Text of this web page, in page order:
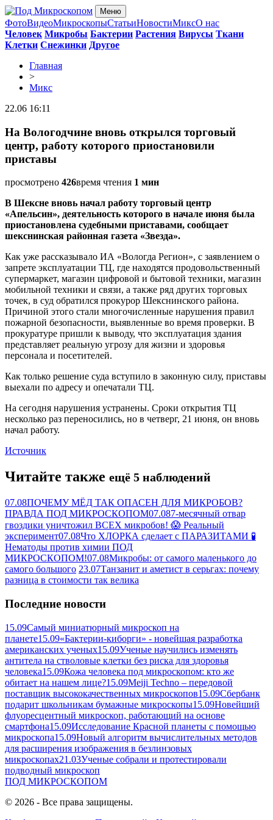
Меню
ФотоВидеоМикроскопыСтатьиНовостиМиксО нас
Человек Микробы Бактерии Растения Вирусы Ткани
Клетки Снежинки Другое
Главная
>
Микс
22.06 16:11
На Вологодчине вновь открылся торговый
центр, работу которого приостановили
приставы
просмотрено 426время чтения 1 мин
В Шексне вновь начал работу торговый центр
«Апельсин», деятельность которого в начале июня была
приостановлена судебными приставами, сообщает
шекснинская районная газета «Звезда».
Как уже рассказывало ИА «Вологда Регион», с заявлением о
запрете эксплуатации ТЦ, где находятся продовольственный
супермаркет, магазин цифровой и бытовой техники, магазин
мобильной техники и связи, а также ряд других торговых
точек, в суд обратился прокурор Шекснинского района.
Причиной этого стали многочисленные нарушения правил
пожарной безопасности, выявленные во время проверки. В
прокуратуре пришли к выводу, что эксплуатация здания
представляет реальную угрозу для жизни и здоровья
персонала и посетителей.
Как только решение суда вступило в законную силу, приставы
выехали по адресу и опечатали ТЦ.
На сегодня нарушения устранены. Сроки открытия ТЦ
несколько раз переносились, но в четверг, 21 июня, он вновь
начал работу.
Источник
Читайте также ещё 5 наблюдений
07.08ПОЧЕМУ МЁД ТАК ОПАСЕН ДЛЯ МИКРОБОВ?
ПРАВДА ПОД МИКРОСКОПОМ07.087-месячный отвар
гвоздики уничтожил ВСЕХ микробов! 😱 Реальный
эксперимент07.08Что ХЛОРКА сделает с ПАРАЗИТАМИ 🧪
Нематоды против химии ПОД
МИКРОСКОПОМ!07.08Микробы: от самого маленького до
самого большого 23.07Танзанит и аметист в серьгах: почему
разница в стоимости так велика
Последние новости
15.09Самый миниатюрный микроскоп на
планете15.09«Бактерии-киборги» - новейшая разработка
американских ученых15.09Ученые научились изменять
антитела на стволовые клетки без риска для здоровья
человека15.09Кожа человека под микроскопом: кто же
обитает на нашем лице?15.09Meiji Techno – передовой
поставщик высококачественных микроскопов15.09Сбербанк
подарит школьникам бумажные микроскопы15.09Новейший
флуоресцентный микроскоп, работающий на основе
смартфона15.09Исследование Красной планеты с помощью
микроскопа15.09Новый алгоритм вычислительных методов
для расширения изображения в безлинзовых
микроскопах21.03Ученые собрали и протестировали
подводный микроскоп
ПОД МИКРОСКОПОМ
© 2026 - Все права защищены.